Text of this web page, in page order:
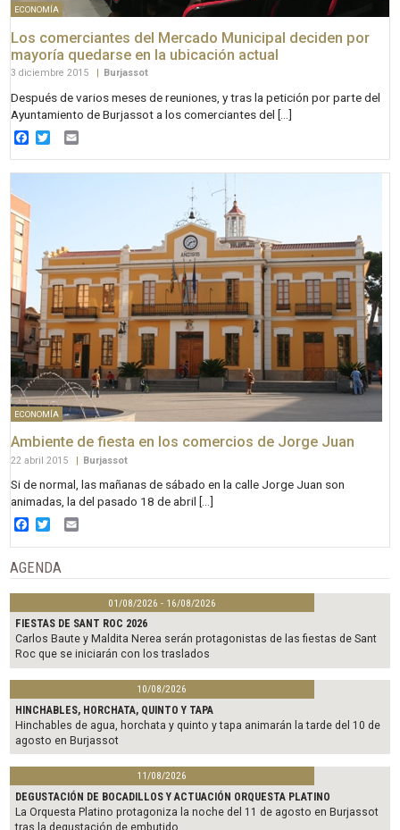
ECONOMÍA
Los comerciantes del Mercado Municipal deciden por
mayoría quedarse en la ubicación actual
3 diciembre 2015 | Burjassot
Después de varios meses de reuniones, y tras la petición por parte del
Ayuntamiento de Burjassot a los comerciantes del […]
Facebook
Twitter
ECONOMÍA
Ambiente de fiesta en los comercios de Jorge Juan
22 abril 2015 | Burjassot
Si de normal, las mañanas de sábado en la calle Jorge Juan son
animadas, la del pasado 18 de abril […]
Facebook
Twitter
AGENDA
01/08/2026 - 16/08/2026
FIESTAS DE SANT ROC 2026
Carlos Baute y Maldita Nerea serán protagonistas de las fiestas de Sant
Roc que se iniciarán con los traslados
10/08/2026
HINCHABLES, HORCHATA, QUINTO Y TAPA
Hinchables de agua, horchata y quinto y tapa animarán la tarde del 10 de
agosto en Burjassot
11/08/2026
DEGUSTACIÓN DE BOCADILLOS Y ACTUACIÓN ORQUESTA PLATINO
La Orquesta Platino protagoniza la noche del 11 de agosto en Burjassot
tras la degustación de embutido